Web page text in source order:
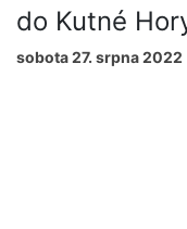
do Kutné
sobota 27. srpna 2022